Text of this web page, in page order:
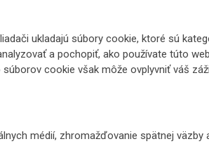
ukladajú súbory cookie, ktoré sú
a pochopiť, ako používate túto
cookie však môže ovplyvniť váš
médií, zhromažďovanie spätnej